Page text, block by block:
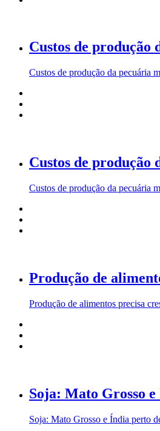
Custos de produção
Custos de produção da pecuária
Custos de produção
Custos de produção da pecuária
Produção de
Produção de alimentos precisa
Soja: Mato Grosso
Soja: Mato Grosso e Índia perto